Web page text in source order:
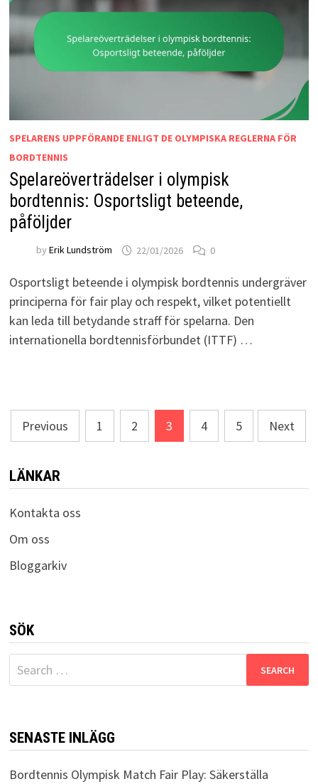
SPELARENS UPPFÖRANDE ENLIGT DE OLYMPISKA REGLERNA FÖR
BORDTENNIS
Spelareöverträdelser i olympisk
bordtennis: Osportsligt beteende,
påföljder
by Erik Lundström 22/01/2026 0
Osportsligt beteende i olympisk bordtennis undergräver
principerna för fair play och respekt, vilket potentiellt
kan leda till betydande straff för spelarna. Den
internationella bordtennisförbundet (ITTF) …
Posts
pagination
Previous 1 2 3 4 5 Next
LÄNKAR
Kontakta oss
Om oss
Bloggarkiv
SÖK
Search
for:
SENASTE INLÄGG
Bordtennis Olympisk Match Fair Play: Säkerställa